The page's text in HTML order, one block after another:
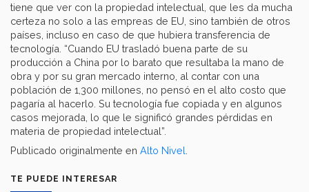
TE PUEDE INTERESAR
tiene que ver con la propiedad intelectual, que les da mucha
certeza no solo a las empreas de EU, sino también de otros
países, incluso en caso de que hubiera transferencia de
tecnología. “Cuando EU trasladó buena parte de su
producción a China por lo barato que resultaba la mano de
obra y por su gran mercado interno, al contar con una
población de 1,300 millones, no pensó en el alto costo que
pagaría al hacerlo. Su tecnología fue copiada y en algunos
casos mejorada, lo que le significó grandes pérdidas en
materia de propiedad intelectual”.
Publicado originalmente en Alto Nivel